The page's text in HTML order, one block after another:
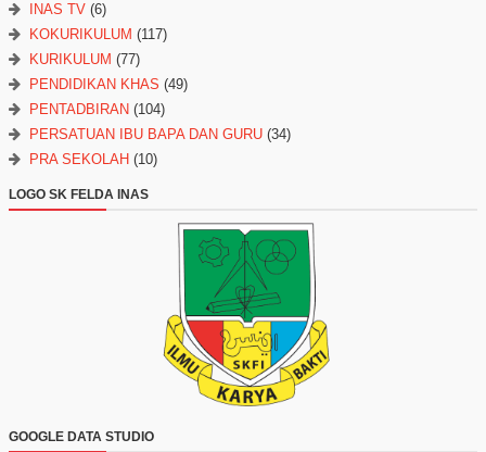
INAS TV (6)
KOKURIKULUM (117)
KURIKULUM (77)
PENDIDIKAN KHAS (49)
PENTADBIRAN (104)
PERSATUAN IBU BAPA DAN GURU (34)
PRA SEKOLAH (10)
LOGO SK FELDA INAS
GOOGLE DATA STUDIO